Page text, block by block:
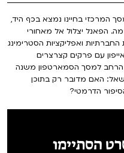
המרכזי בחיינו נמצא בכף היד,
הפאנל יצלול אל מאחורי
ואפליקציות הסטרימינג
עם פרקים קצרצרים
הרחב למסך הסמארטפון משנה
האם מדובר רק בתוכן
הדרמטי?
הסתיימו